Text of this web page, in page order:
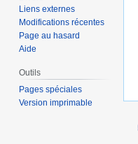
Liens externes
Modifications récentes
Page au hasard
Aide
Outils
Pages spéciales
Version imprimable